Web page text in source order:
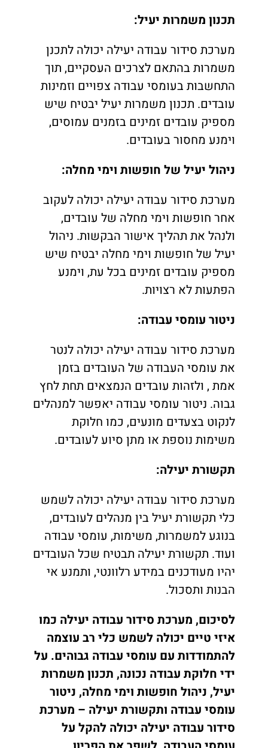
תכנון משמרות יעיל:
מערכת סידור עבודה יעילה יכולה לתכנן
משמרות בהתאם לצרכים העסקיים, תוך
התחשבות בעומסי עבודה צפויים וזמינות
עובדים. תכנון משמרות יעיל יבטיח שיש
מספיק עובדים זמינים בזמנים עמוסים,
וימנע מחסור בעובדים.
ניהול יעיל של חופשות וימי מחלה:
מערכת סידור עבודה יעילה יכולה לעקוב
אחר חופשות וימי מחלה של עובדים,
ולנהל את תהליך אישור הבקשות. ניהול
יעיל של חופשות וימי מחלה יבטיח שיש
מספיק עובדים זמינים בכל עת, וימנע
הפתעות לא רצויות.
ניטור עומסי עבודה:
מערכת סידור עבודה יעילה יכולה לנטר
את עומסי העבודה של העובדים בזמן
אמת , ולזהות עובדים הנמצאים תחת לחץ
גבוה. ניטור עומסי עבודה יאפשר למנהלים
לנקוט בצעדים מונעים, כמו חלוקת
משימות נוספת או מתן סיוע לעובדים.
תקשורת יעילה:
מערכת סידור עבודה יעילה יכולה לשמש
כלי תקשורת יעיל בין מנהלים לעובדים,
בנוגע למשמרות, משימות, עומסי עבודה
ועוד. תקשורת יעילה תבטיח שכל העובדים
יהיו מעודכנים במידע רלוונטי, ותמנע אי
הבנות ותסכול.
לסיכום, מערכת סידור עבודה יעילה כמו
איזי טיים יכולה לשמש כלי רב עוצמה
להתמודדות עם עומסי עבודה גבוהים. על
ידי חלוקת עבודה נכונה, תכנון משמרות
יעיל, ניהול חופשות וימי מחלה, ניטור
עומסי עבודה ותקשורת יעילה – מערכת
סידור עבודה יעילה יכולה להקל על